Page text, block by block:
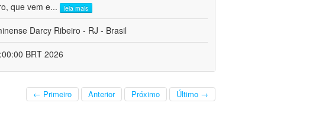
que vem e... leia mais
Darcy Ribeiro - RJ - Brasil
BRT 2026
← Primeiro Anterior Próximo Último →